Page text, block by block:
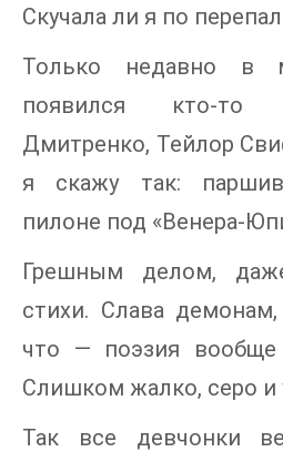
Скучала ли я по
Только недавно в
появился кто-
Дмитренко, Тейлор
я скажу так:
пилоне под «Венера-
Грешным делом,
стихи. Слава
что — поэзия
Слишком жалко, серо и
Так все девчонки